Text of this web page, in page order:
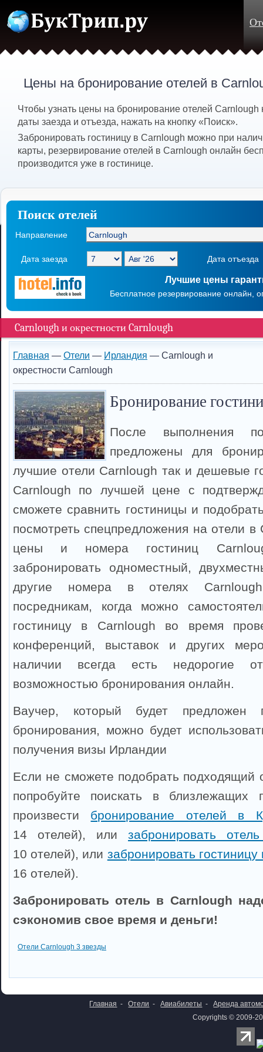
Цены на бронирование отелей в
Чтобы узнать цены на бронирование отелей
даты заезда и отъезда, нажать на кнопку «Поиск».
Забронировать гостиницу в Carnlough можно при
карты, резервирование отелей в Carnlough онлайн
производится уже в гостинице.
Поиск отелей
Направление
Дата заезда Дата отъезда
Лучшие цены
Бесплатное резервирование онлайн,
Carnlough и окрестности Carnlough
Главная — Отели — Ирландия — Carnlough и
окрестности Carnlough
Бронирование
После выполнения
предложены для
лучшие отели Carnlough так и дешевые
Carnlough по лучшей цене с
сможете сравнить гостиницы и
посмотреть спецпредложения на отели в
цены и номера гостиниц
забронировать одноместный,
другие номера в отелях
посредникам, когда можно
гостиницу в Carnlough во время
конференций, выставок и других
наличии всегда есть недорогие
возможностью бронирования онлайн.
Ваучер, который будет предложен
бронирования, можно будет
получения визы Ирландии
Если не сможете подобрать подходящий
попробуйте поискать в близлежащих
произвести бронирование отелей в
14 отелей), или забронировать
10 отелей), или забронировать
16 отелей).
Забронировать отель в Carnlough
сэкономив свое время и деньги!
Отели Carnlough 3 звезды
Главная - Отели - Авиабилеты -
Аренда
Copyrights © 2009-